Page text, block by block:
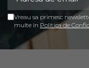
Vreau sa primesc
multe in Politica de